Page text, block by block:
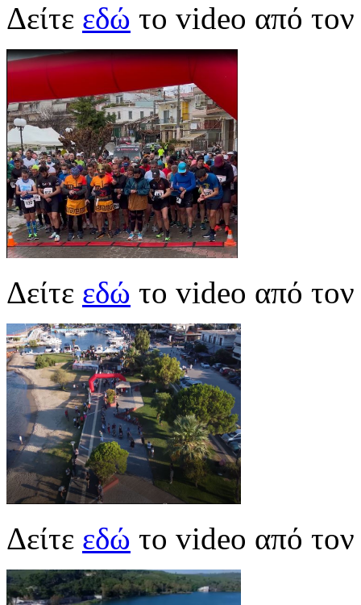
Δείτε εδώ το video από
Δείτε εδώ το video από
Δείτε εδώ το video από